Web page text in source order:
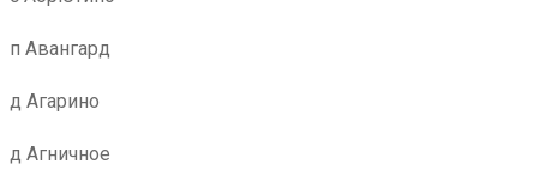
п Авангард
д Агарино
д Агничное